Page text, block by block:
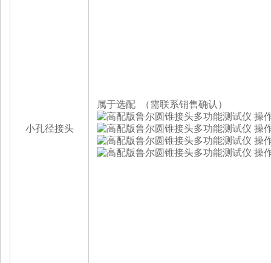
小孔径接头
属于选配 （需联系销售确认）